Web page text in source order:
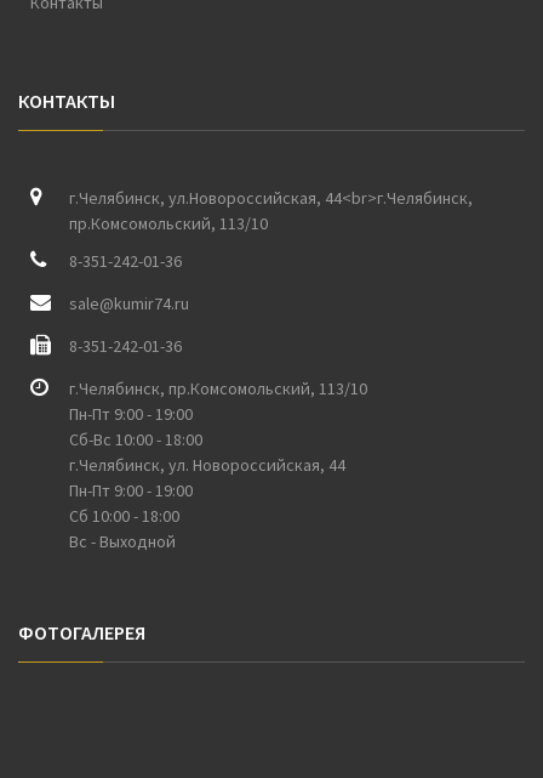
КОНТАКТЫ
г.Челябинск, ул.Новороссийская, 44<br>г.Челябинск,
пр.Комсомольский, 113/10
8-351-242-01-36
sale@kumir74.ru
8-351-242-01-36
г.Челябинск, пр.Комсомольский, 113/10
Пн-Пт 9:00 - 19:00
Сб-Вс 10:00 - 18:00
г.Челябинск, ул. Новороссийская, 44
Пн-Пт 9:00 - 19:00
Сб 10:00 - 18:00
Вс - Выходной
ФОТОГАЛЕРЕЯ